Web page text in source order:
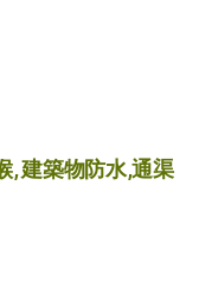
, 建築物防水,通渠